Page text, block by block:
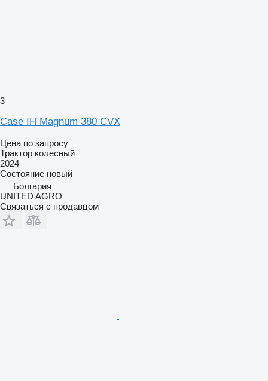
3
Case IH Magnum 380 CVX
Цена по запросу
Трактор колесный
2024
Состояние новый
Болгария
UNITED AGRO
Связаться с продавцом